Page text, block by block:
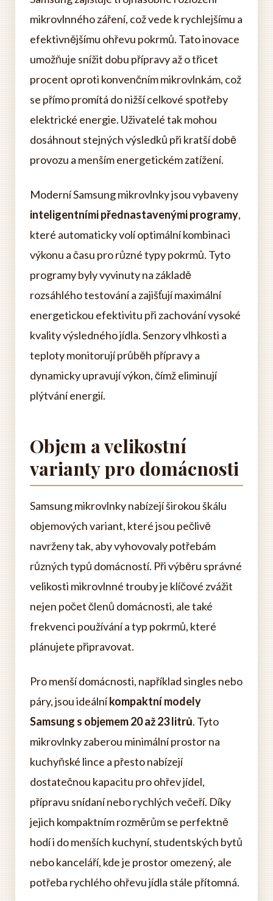
mikrovlnného záření, což vede k rychlejšímu a
efektivnějšímu ohřevu pokrmů. Tato inovace
umožňuje snížit dobu přípravy až o třicet
procent oproti konvenčním mikrovlnkám, což
se přímo promítá do nižší celkové spotřeby
elektrické energie. Uživatelé tak mohou
dosáhnout stejných výsledků při kratší době
provozu a menším energetickém zatížení.
Moderní Samsung mikrovlnky jsou vybaveny
inteligentními přednastavenými programy,
které automaticky volí optimální kombinaci
výkonu a času pro různé typy pokrmů. Tyto
programy byly vyvinuty na základě
rozsáhlého testování a zajišťují maximální
energetickou efektivitu při zachování vysoké
kvality výsledného jídla. Senzory vlhkosti a
teploty monitorují průběh přípravy a
dynamicky upravují výkon, čímž eliminují
plýtvání energií.
Objem a velikostní
varianty pro domácnosti
Samsung mikrovlnky nabízejí širokou škálu
objemových variant, které jsou pečlivě
navrženy tak, aby vyhovovaly potřebám
různých typů domácností. Při výběru správné
velikosti mikrovlnné trouby je klíčové zvážit
nejen počet členů domácnosti, ale také
frekvenci používání a typ pokrmů, které
plánujete připravovat.
Pro menší domácnosti, například singles nebo
páry, jsou ideálníkompaktní modely
Samsung s objemem 20 až 23 litrů. Tyto
mikrovlnky zaberou minimální prostor na
kuchyňské lince a přesto nabízejí
dostatečnou kapacitu pro ohřev jídel,
přípravu snídaní nebo rychlých večeří. Díky
jejich kompaktním rozměrům se perfektně
hodí i do menších kuchyní, studentských bytů
nebo kanceláří, kde je prostor omezený, ale
potřeba rychlého ohřevu jídla stále přítomná.